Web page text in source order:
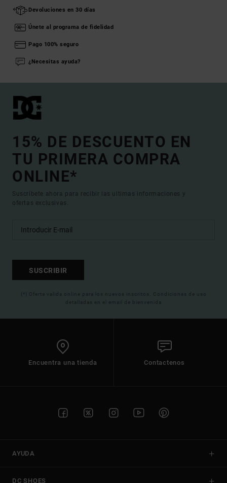
Devoluciones en 30 días
Únete al programa de fidelidad
Pago 100% seguro
¿Necesitas ayuda?
15% DE DESCUENTO EN
TU PRIMERA COMPRA
ONLINE*
Suscríbete ahora para recibir las ultimas informaciones y
ofertas exclusivas.
SUSCRIBIR
(*) Oferta valida online para los nuevos inscritos. Condiciones de uso
detalladas en el email de bienvenida
Encuentra una tienda Contactenos
AYUDA
DC SHOES